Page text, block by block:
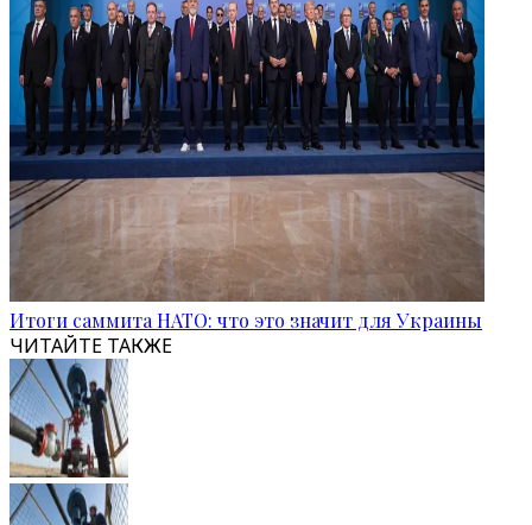
Итоги саммита НАТО: что это значит для Украины
ЧИТАЙТЕ ТАКЖЕ